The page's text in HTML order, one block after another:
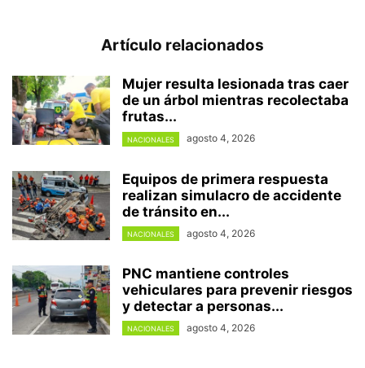
Artículo relacionados
Mujer resulta lesionada tras caer
de un árbol mientras recolectaba
frutas...
NACIONALES agosto 4, 2026
Equipos de primera respuesta
realizan simulacro de accidente
de tránsito en...
NACIONALES agosto 4, 2026
PNC mantiene controles
vehiculares para prevenir riesgos
y detectar a personas...
NACIONALES agosto 4, 2026